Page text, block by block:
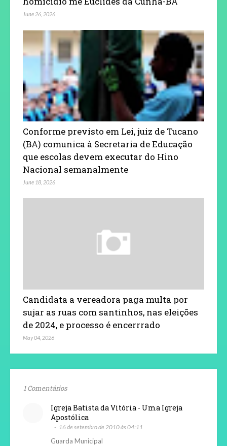
June 26, 2026
Conforme previsto em Lei, juiz de Tucano
(BA) comunica à Secretaria de Educação
que escolas devem executar do Hino
Nacional semanalmente
June 18, 2026
Candidata a vereadora paga multa por
sujar as ruas com santinhos, nas eleições
de 2024, e processo é encerrrado
May 04, 2026
1 Comentários
Igreja Batista da Vitória - Uma Igreja
Apostólica
16 de setembro de 2010 às 04:11
Guarda Municipal